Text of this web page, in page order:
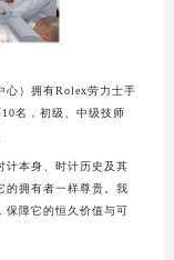
心）拥有Rolex劳力士手
名，初级、中级技师
计本身、时计历史及其
的拥有者一样尊贵。我
保障它的恒久价值与可